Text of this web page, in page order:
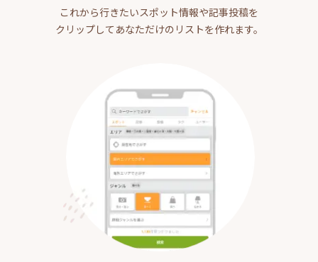
これから行きたいスポット情報や記事投稿を
クリップしてあなただけのリストを作れます。